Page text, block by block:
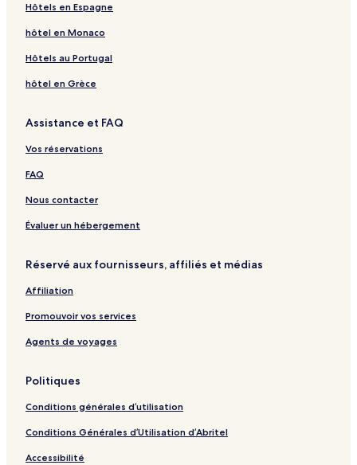
Hôtels en Espagne
hôtel en Monaco
Hôtels au Portugal
hôtel en Grèce
Assistance et FAQ
Vos réservations
FAQ
Nous contacter
Évaluer un hébergement
Réservé aux fournisseurs, affiliés et médias
Affiliation
Promouvoir vos services
Agents de voyages
Politiques
Conditions générales d’utilisation
Conditions Générales d’Utilisation d’Abritel
Accessibilité